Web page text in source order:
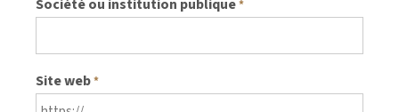
Société ou institution publique*
Site web*